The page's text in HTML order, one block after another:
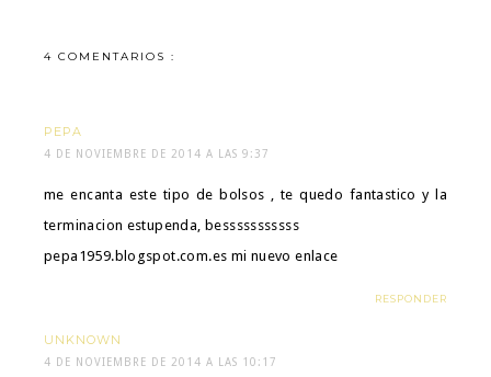
4 COMENTARIOS :
PEPA
4 DE NOVIEMBRE DE 2014 A LAS 9:37
me encanta este tipo de bolsos , te quedo fantastico y la
terminacion estupenda, besssssssssss
pepa1959.blogspot.com.es mi nuevo enlace
RESPONDER
UNKNOWN
4 DE NOVIEMBRE DE 2014 A LAS 10:17